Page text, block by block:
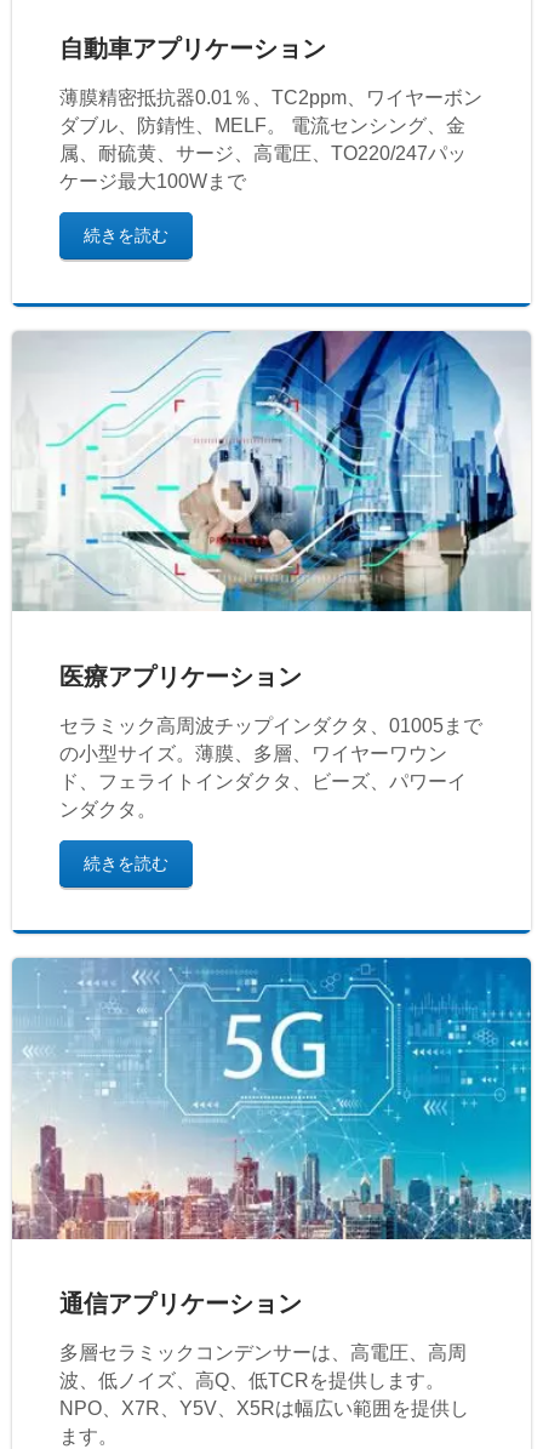
自動車アプリケーション
薄膜精密抵抗器0.01％、TC2ppm、ワイヤーボン
ダブル、防錆性、MELF。 電流センシング、金
属、耐硫黄、サージ、高電圧、TO220/247パッ
ケージ最大100Wまで
続きを読む
医療アプリケーション
セラミック高周波チップインダクタ、01005まで
の小型サイズ。薄膜、多層、ワイヤーワウン
ド、フェライトインダクタ、ビーズ、パワーイ
ンダクタ。
続きを読む
通信アプリケーション
多層セラミックコンデンサーは、高電圧、高周
波、低ノイズ、高Q、低TCRを提供します。
NPO、X7R、Y5V、X5Rは幅広い範囲を提供し
ます。